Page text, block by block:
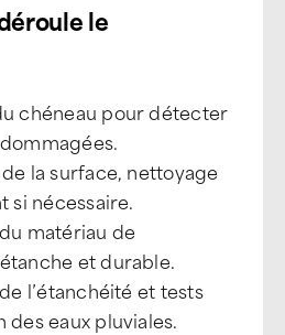
le
chéneau pour détecter
la surface, nettoyage
si nécessaire.
matériau de
et durable.
l’étanchéité et tests
des eaux pluviales.